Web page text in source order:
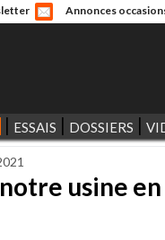
Annonces
ESSAIS DOSSIERS
usine